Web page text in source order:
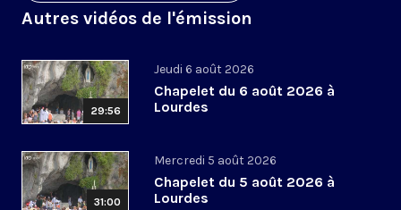
Autres vidéos de l'émission
29:56
Jeudi 6 août 2026
Chapelet du 6 août 2026 à
Lourdes
31:00
Mercredi 5 août 2026
Chapelet du 5 août 2026 à
Lourdes